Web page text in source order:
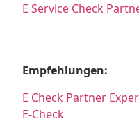
E Service Check
Empfehlungen:
E Check Partner
E-Check